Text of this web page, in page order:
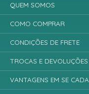
QUEM SOMOS
COMO COMPRAR
CONDIÇÕES DE FRETE
TROCAS E DEVOLUÇÕES
VANTAGENS EM SE